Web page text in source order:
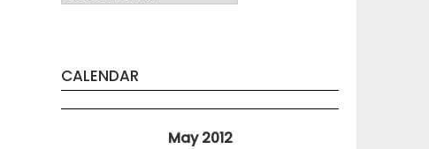
CALENDAR
May 2012